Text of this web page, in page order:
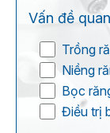
Vấn đề
Trồng
Niềng
Bọc
Điều trị